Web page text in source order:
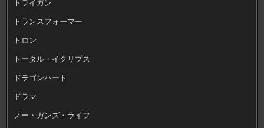
トライガン
トランスフォーマー
トロン
トータル・イクリプス
ドラゴンハート
ドラマ
ノー・ガンズ・ライフ